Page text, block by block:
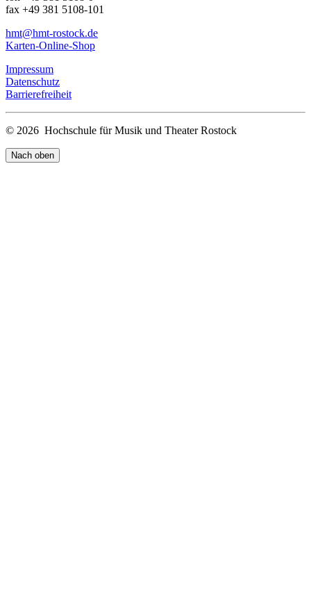
fax +49 381 5108-101
hmt@hmt-rostock.de
Karten-Online-Shop
Impressum
Datenschutz
Barrierefreiheit
© 2026 Hochschule für Musik und Theater Rostock
Nach oben